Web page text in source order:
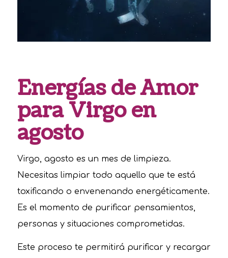
Energías de Amor
para Virgo en
agosto
Virgo, agosto es un mes de limpieza.
Necesitas limpiar todo aquello que te está
toxificando o envenenando energéticamente.
Es el momento de purificar pensamientos,
personas y situaciones comprometidas.
Este proceso te permitirá purificar y recargar